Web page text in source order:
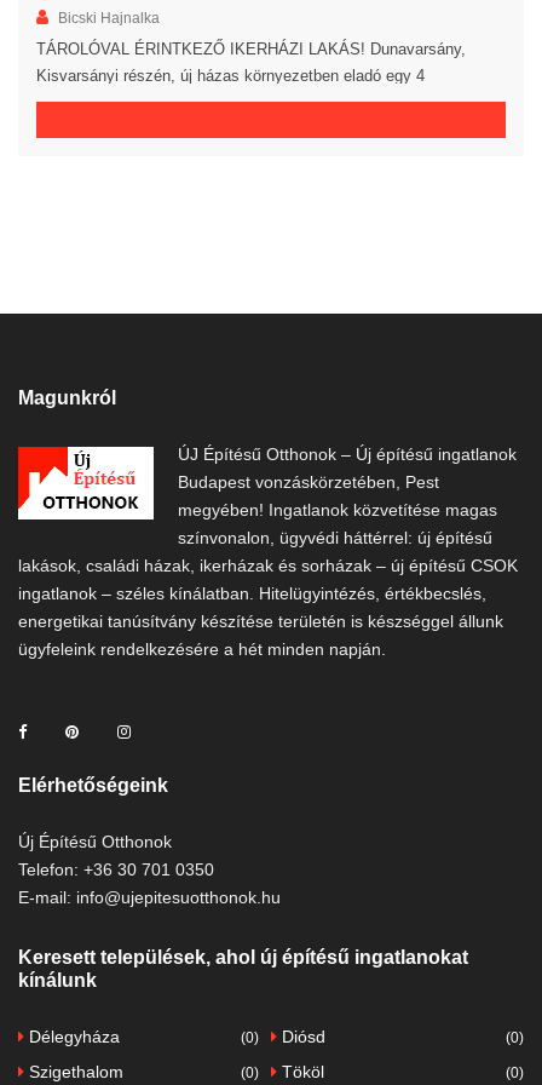
Bicski Hajnalka
TÁROLÓVAL ÉRINTKEZŐ IKERHÁZI LAKÁS! Dunavarsány,
Kisvarsányi részén, új házas környezetben eladó egy 4
hálószoba+nappalis, új építésű ikerház UTCAFRONTI lakása.
Magunkról
ÚJ Építésű Otthonok – Új építésű ingatlanok
Budapest vonzáskörzetében, Pest
megyében! Ingatlanok közvetítése magas
színvonalon, ügyvédi háttérrel: új építésű
lakások, családi házak, ikerházak és sorházak – új építésű CSOK
ingatlanok – széles kínálatban. Hitelügyintézés, értékbecslés,
energetikai tanúsítvány készítése területén is készséggel állunk
ügyfeleink rendelkezésére a hét minden napján.
Elérhetőségeink
Új Építésű Otthonok
Telefon: +36 30 701 0350
E-mail: info@ujepitesuotthonok.hu
Keresett települések, ahol új építésű ingatlanokat
kínálunk
Délegyháza (0) Diósd (0)
Szigethalom (0) Tököl (0)